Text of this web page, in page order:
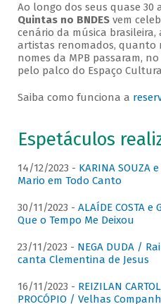
Ao longo dos seus quase 30
Quintas no BNDESvem
cenário da música
artistas renomados, quanto
nomes da MPB passaram,
pelo palco do Espaço
Saiba como funciona a
Espetáculos
14/12/2023 - KARINA SOUZA
Mario em Todo Canto
30/11/2023 - ALAÍDE COSTA e
Que o Tempo Me Deixou
23/11/2023 - NEGA DUDA /
canta Clementina de Jesus
16/11/2023 - REIZILAN
PROCÓPIO / Velhas